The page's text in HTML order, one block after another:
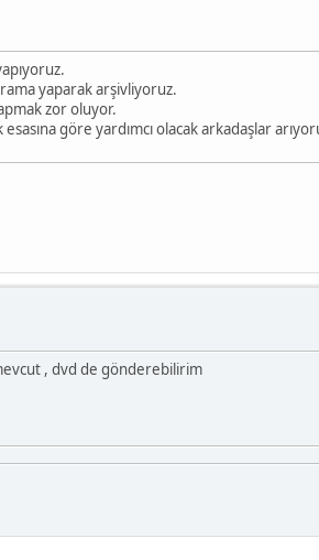
yaparak arşivliyoruz.
zor oluyor.
göre yardımcı olacak arkadaşlar
, dvd de gönderebilirim